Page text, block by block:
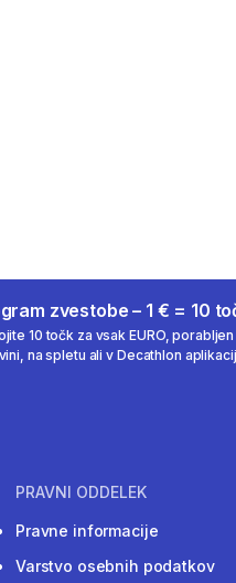
zvestobe – 1 € = 10
10 točk za vsak EURO,
na spletu ali v Decathlon
PRAVNI ODDELEK
Pravne informacije
Varstvo osebnih podatkov